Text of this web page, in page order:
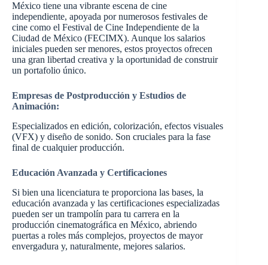
México tiene una vibrante escena de cine
independiente, apoyada por numerosos festivales de
cine como el Festival de Cine Independiente de la
Ciudad de México (FECIMX). Aunque los salarios
iniciales pueden ser menores, estos proyectos ofrecen
una gran libertad creativa y la oportunidad de construir
un portafolio único.
Empresas de Postproducción y Estudios de
Animación:
Especializados en edición, colorización, efectos visuales
(VFX) y diseño de sonido. Son cruciales para la fase
final de cualquier producción.
Educación Avanzada y Certificaciones
Si bien una licenciatura te proporciona las bases, la
educación avanzada y las certificaciones especializadas
pueden ser un trampolín para tu carrera en la
producción cinematográfica en México, abriendo
puertas a roles más complejos, proyectos de mayor
envergadura y, naturalmente, mejores salarios.